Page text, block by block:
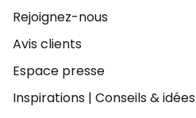
Rejoignez-nous
Avis clients
Espace presse
Inspirations | Conseils & idées